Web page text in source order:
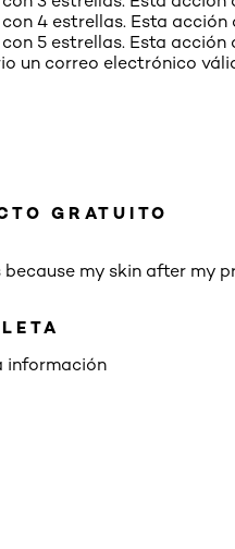
4 estrellas. Esta acción
5 estrellas. Esta acción
un correo electrónico
GRATUITO
my skin after my
información